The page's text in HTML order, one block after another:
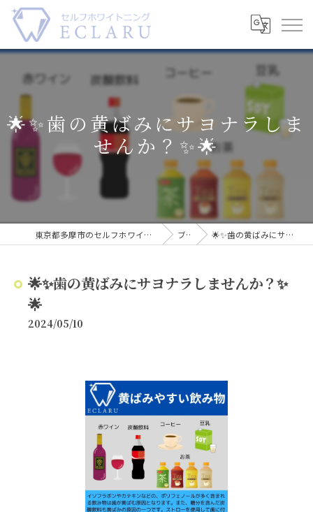
🌟✨歯の黄ばみにサヨナラしま
せんか？✨🌟
東京都多摩市のセルフホワイトニングならECLARU-エクラル- ブログ 🌟✨歯の黄ばみにサヨナラしませんか？✨🌟
🌟✨歯の黄ばみにサヨナラしませんか？✨
🌟
2024/05/10